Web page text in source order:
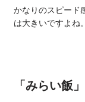
かなりのスピード
は大きいですよね。
「みらい飯